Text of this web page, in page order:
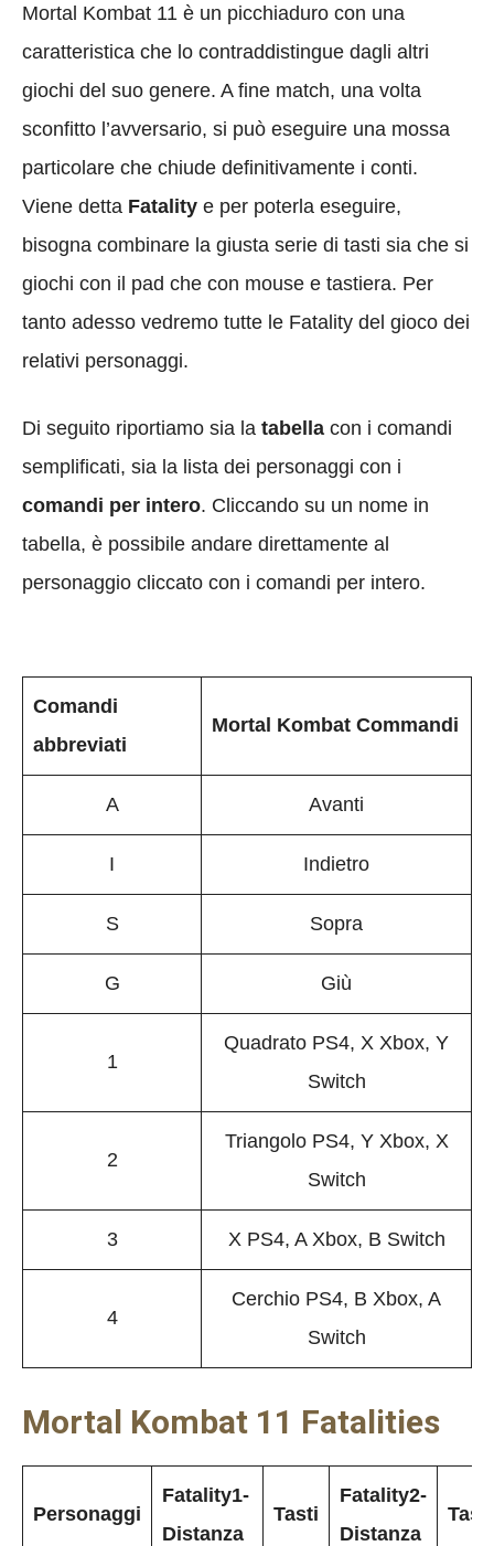
Mortal Kombat 11 è un picchiaduro con una
caratteristica che lo contraddistingue dagli altri
giochi del suo genere. A fine match, una volta
sconfitto l’avversario, si può eseguire una mossa
particolare che chiude definitivamente i conti.
Viene detta Fatality e per poterla eseguire,
bisogna combinare la giusta serie di tasti sia che si
giochi con il pad che con mouse e tastiera. Per
tanto adesso vedremo tutte le Fatality del gioco dei
relativi personaggi.
Di seguito riportiamo sia la tabella con i comandi
semplificati, sia la lista dei personaggi con i
comandi per intero. Cliccando su un nome in
tabella, è possibile andare direttamente al
personaggio cliccato con i comandi per intero.
Comandi
abbreviati
Mortal Kombat Commandi
A Avanti
I Indietro
S Sopra
G Giù
1
Quadrato PS4, X Xbox, Y
Switch
2
Triangolo PS4, Y Xbox, X
Switch
3 X PS4, A Xbox, B Switch
4
Cerchio PS4, B Xbox, A
Switch
Mortal Kombat 11 Fatalities
Personaggi
Fatality1-
Distanza
Tasti
Fatality2-
Distanza
Tasti